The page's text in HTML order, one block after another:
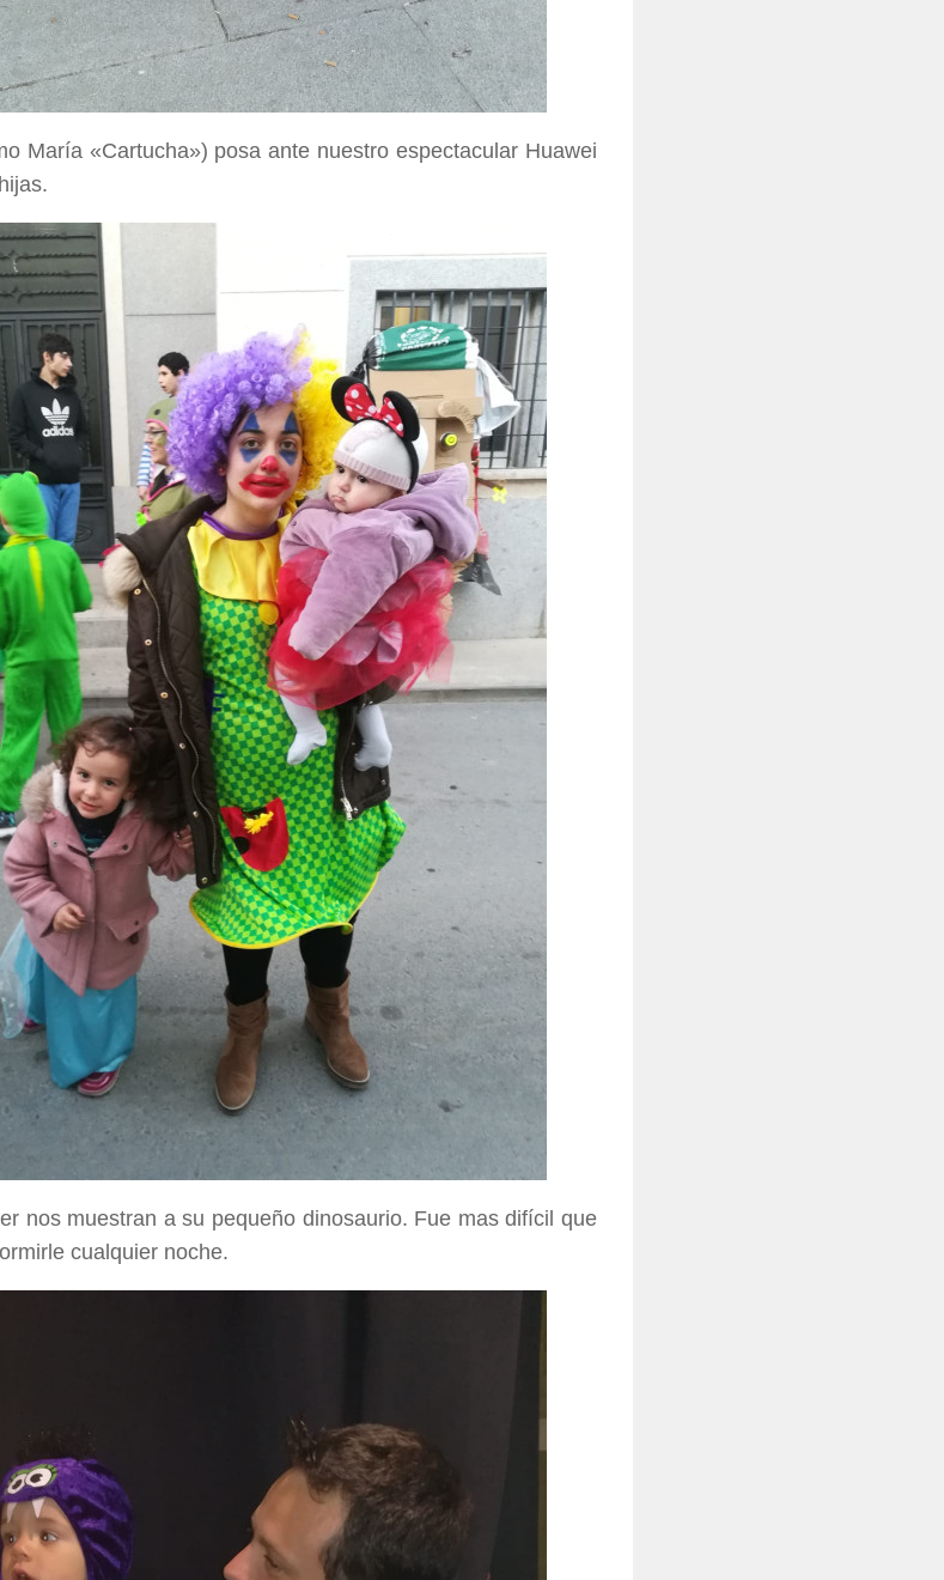
María «Cartucha») posa ante nuestro espectacular Huawei
nos muestran a su pequeño dinosaurio. Fue mas difícil que
cualquier noche.